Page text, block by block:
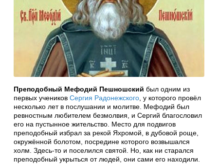
Преподобный Мефодий Пешношский был одним из
первых учеников Сергия Радонежского , у которого провёл
несколько лет в послушании и молитве. Мефодий был
ревностным любителем безмолвия, и Сергий благословил
его на пустынное жительство. Место для подвигов
преподобный избрал за рекой Яхромой, в дубовой роще,
окружённой болотом, посредине которого возвышался
холм. Здесь-то и поселился святой. Но, как ни старался
преподобный укрыться от людей, они сами его находили.